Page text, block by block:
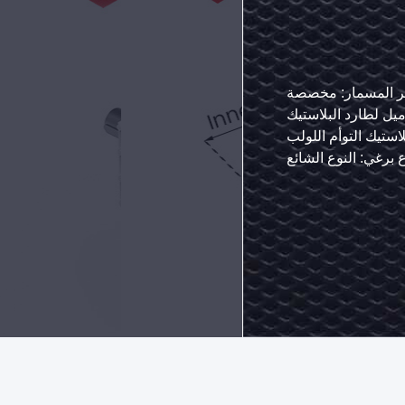
عبارة
عن
حركة
المسمار لبثق
المواد: 38Crmoala / W6MO5CR4V2 / CR12MOV / الفولاذ المقاوم للصدأ / PM سبيكة
العلامات التجارية المتوافقة: Coperion ، Leistritz ، JSW ، Kraussmaffei ، Buss
التطبيق: مضاعف البلاستيك ، تشتت الحشو ، التحلل